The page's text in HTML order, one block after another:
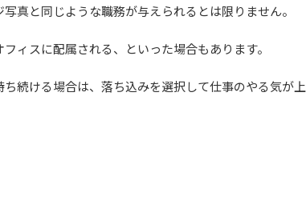
真と同じような職務が与えられるとは限りません。
ィスに配属される、といった場合もあります。
続ける場合は、落ち込みを選択して仕事のやる気が上